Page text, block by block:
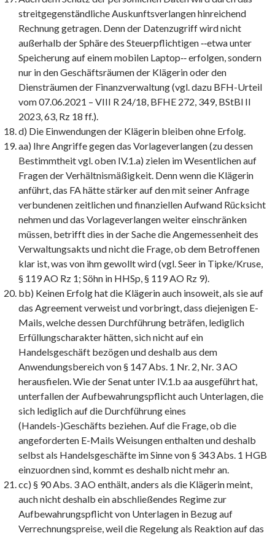
streitgegenständliche Auskunftsverlangen hinreichend
Rechnung getragen. Denn der Datenzugriff wird nicht
außerhalb der Sphäre des Steuerpflichtigen ‑‑etwa unter
Speicherung auf einem mobilen Laptop‑‑ erfolgen, sondern
nur in den Geschäftsräumen der Klägerin oder den
Diensträumen der Finanzverwaltung (vgl. dazu BFH-Urteil
vom 07.06.2021 – VIII R 24/18, BFHE 272, 349, BStBl II
2023, 63, Rz 18 ff.).
d) Die Einwendungen der Klägerin bleiben ohne Erfolg.
aa) Ihre Angriffe gegen das Vorlageverlangen (zu dessen
Bestimmtheit vgl. oben IV.1.a) zielen im Wesentlichen auf
Fragen der Verhältnismäßigkeit. Denn wenn die Klägerin
anführt, das FA hätte stärker auf den mit seiner Anfrage
verbundenen zeitlichen und finanziellen Aufwand Rücksicht
nehmen und das Vorlageverlangen weiter einschränken
müssen, betrifft dies in der Sache die Angemessenheit des
Verwaltungsakts und nicht die Frage, ob dem Betroffenen
klar ist, was von ihm gewollt wird (vgl. Seer in Tipke/Kruse,
§ 119 AO Rz 1; Söhn in HHSp, § 119 AO Rz 9).
bb) Keinen Erfolg hat die Klägerin auch insoweit, als sie auf
das Agreement verweist und vorbringt, dass diejenigen E-
Mails, welche dessen Durchführung beträfen, lediglich
Erfüllungscharakter hätten, sich nicht auf ein
Handelsgeschäft bezögen und deshalb aus dem
Anwendungsbereich von § 147 Abs. 1 Nr. 2, Nr. 3 AO
herausfielen. Wie der Senat unter IV.1.b aa ausgeführt hat,
unterfallen der Aufbewahrungspflicht auch Unterlagen, die
sich lediglich auf die Durchführung eines
(Handels-)Geschäfts beziehen. Auf die Frage, ob die
angeforderten E-Mails Weisungen enthalten und deshalb
selbst als Handelsgeschäfte im Sinne von § 343 Abs. 1 HGB
einzuordnen sind, kommt es deshalb nicht mehr an.
cc) § 90 Abs. 3 AO enthält, anders als die Klägerin meint,
auch nicht deshalb ein abschließendes Regime zur
Aufbewahrungspflicht von Unterlagen in Bezug auf
Verrechnungspreise, weil die Regelung als Reaktion auf das